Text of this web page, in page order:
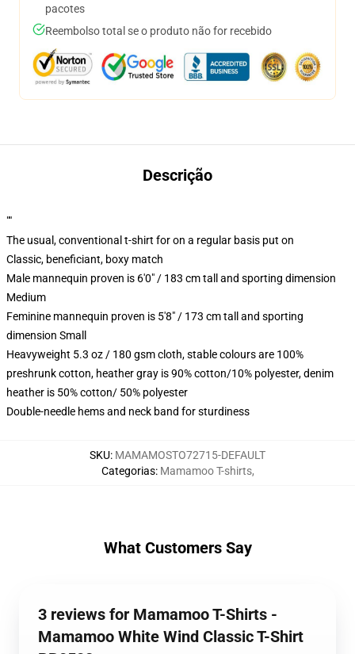
pacotes
Reembolso total se o produto não for recebido
Descrição
""
The usual, conventional t-shirt for on a regular basis put on
Classic, beneficiant, boxy match
Male mannequin proven is 6'0" / 183 cm tall and sporting dimension
Medium
Feminine mannequin proven is 5'8" / 173 cm tall and sporting
dimension Small
Heavyweight 5.3 oz / 180 gsm cloth, stable colours are 100%
preshrunk cotton, heather gray is 90% cotton/10% polyester, denim
heather is 50% cotton/ 50% polyester
Double-needle hems and neck band for sturdiness
SKU: MAMAMOSTO72715-DEFAULT
Categorias: Mamamoo T-shirts,
What Customers Say
3 reviews for Mamamoo T-Shirts -
Mamamoo White Wind Classic T-Shirt